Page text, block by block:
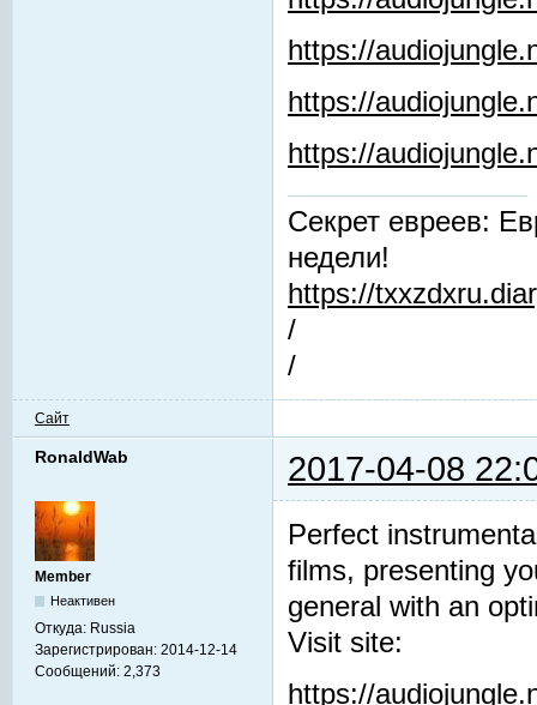
https://
https://
https://
Секрет евреев:
недели!
https://
/
/
Сайт
RonaldWab 2017-04-08
Member
Неактивен
Откуда: Russia
Зарегистрирован: 2014-12-14
Сообщений: 2,373
Perfect
films, presenting
general with an
Visit site:
https://